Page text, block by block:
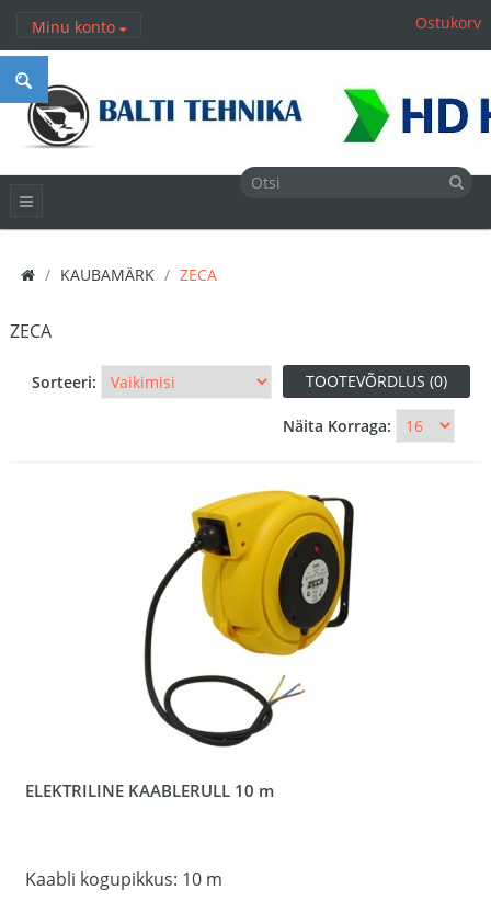
Minu konto Ostukorv
KAUBAMÄRK ZECA
ZECA
TOOTEVÕRDLUS (0)
Sorteeri:
Näita Korraga:
ELEKTRILINE KAABLERULL 10 m
Kaabli kogupikkus: 10 m